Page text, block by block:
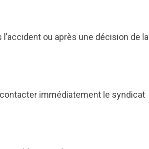
ou après une décision de la
immédiatement le syndicat